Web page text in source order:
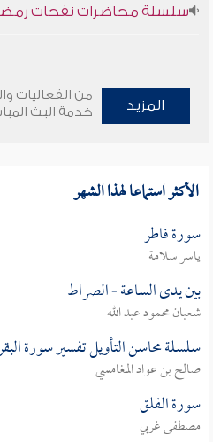
سلسلة محاضرات نفحات رمضانية
المزيد
من الفعاليات
خدمة البث
الأكثر استماعا لهذا الشهر
سورة فاطر
ياسر سلامة
بين يدى الساعة - الصراط
شعبان محمود عبد الله
سلسلة محاسن التأويل تفسير سورة البقرة
صالح بن عواد المغامسي
سورة الفلق
مصطفى غربي